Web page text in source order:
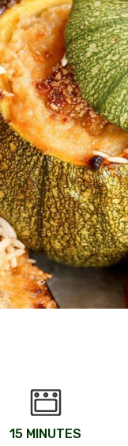
15 MINUTES